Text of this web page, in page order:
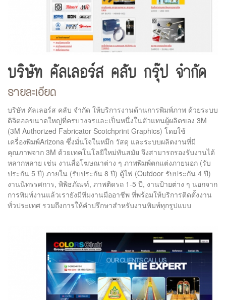
บริษัท คัลเลอร์ส คลับ กรุ๊ป จำกัด
รายละเอียด
บริษัท คัลเลอร์ส คลับ จำกัด ให้บริการงานด้านการพิมพ์ภาพ ด้วยระบบ
ดิจิตอลขนาดใหญ่ที่ครบวงจรและเป็นหนึ่งในตัวแทนผู้ผลิตของ 3M
(3M Authorized Fabricator Scotchprint Graphics) โดยใช้
เครื่องพิมพ์Arizona ซึ่งมั่นใจในหมึก วัสดุ และระบบผลิตงานที่มี
คุณภาพจาก 3M ด้วยเทคโนโลยีใหม่ทันสมัย จึงสามารถรองรับงานได้
หลากหลาย เช่น งานสื่อโฆษณาต่าง ๆ ภาพพิมพ์ตกแต่งภายนอก (รับ
ประกัน 5 ปี) ภายใน (รับประกัน 8 ปี) ตู้ไฟ (Outdoor รับประกัน 4 ปี)
งานนิทรรศการ, พิพิธภัณฑ์, ภาพติดรถ 1-5 ปี, งานป้ายต่าง ๆ นอกจาก
การพิมพ์งานแล้วเรายังมีทีมงานมืออาชีพ ที่พร้อมให้บริการติดตั้งงาน
ทั่วประเทศ รวมถึงการให้คำปรึกษาสำหรับงานพิมพ์ทุกรูปแบบ